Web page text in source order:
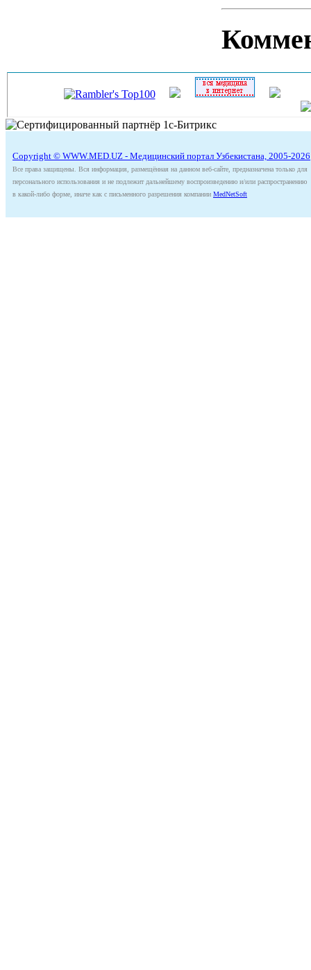
Copyright © WWW.MED.UZ - Медицинский портал Узбекистана, 2005-2026
Все права защищены. Вся информация, размещённая на данном веб-сайте, предназначена только для
персонального использования и не подлежит дальнейшему воспроизведению и/или распространению
в какой-либо форме, иначе как с письменного разрешения компании MedNetSoft